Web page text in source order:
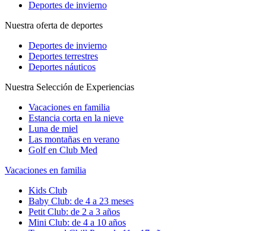
Deportes de invierno
Nuestra oferta de deportes
Deportes de invierno
Deportes terrestres
Deportes náuticos
Nuestra Selección de Experiencias
Vacaciones en familia
Estancia corta en la nieve
Luna de miel
Las montañas en verano
Golf en Club Med
Vacaciones en familia
Kids Club
Baby Club: de 4 a 23 meses
Petit Club: de 2 a 3 años
Mini Club: de 4 a 10 años